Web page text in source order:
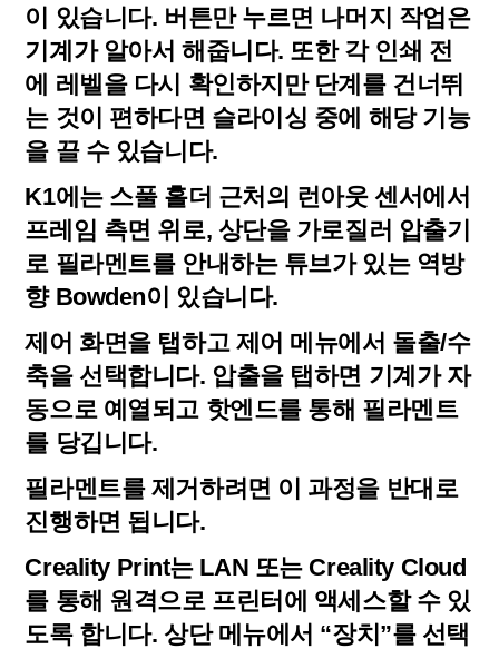
이 있습니다. 버튼만 누르면 나머지 작업은
기계가 알아서 해줍니다. 또한 각 인쇄 전
에 레벨을 다시 확인하지만 단계를 건너뛰
는 것이 편하다면 슬라이싱 중에 해당 기능
을 끌 수 있습니다.
K1에는 스풀 홀더 근처의 런아웃 센서에서
프레임 측면 위로, 상단을 가로질러 압출기
로 필라멘트를 안내하는 튜브가 있는 역방
향 Bowden이 있습니다.
제어 화면을 탭하고 제어 메뉴에서 돌출/수
축을 선택합니다. 압출을 탭하면 기계가 자
동으로 예열되고 핫엔드를 통해 필라멘트
를 당깁니다.
필라멘트를 제거하려면 이 과정을 반대로
진행하면 됩니다.
Creality Print는 LAN 또는 Creality Cloud
를 통해 원격으로 프린터에 액세스할 수 있
도록 합니다. 상단 메뉴에서 “장치”를 선택